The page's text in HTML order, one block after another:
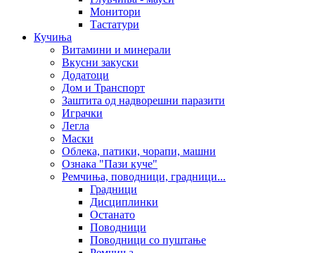
Монитори
Тастатури
Кучиња
Витамини и минерали
Вкусни закуски
Додатоци
Дом и Транспорт
Заштита од надворешни паразити
Играчки
Легла
Маски
Облека, патики, чорапи, машни
Ознака "Пази куче"
Ремчиња, поводници, градници...
Градници
Дисциплинки
Останато
Поводници
Поводници со пуштање